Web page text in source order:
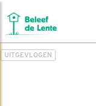
UITGEVLOGEN